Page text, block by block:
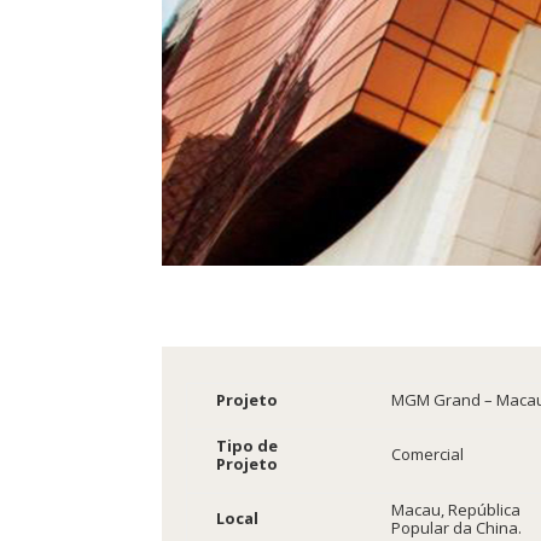
Projeto MGM Grand –
Tipo de
Projeto
Comercial
Local
Macau, República
Popular da China.